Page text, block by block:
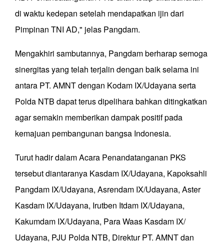
di waktu kedepan setelah mendapatkan ijin dari
Pimpinan TNI AD," jelas Pangdam.
Mengakhiri sambutannya, Pangdam berharap semoga
sinergitas yang telah terjalin dengan baik selama ini
antara PT. AMNT dengan Kodam IX/Udayana serta
Polda NTB dapat terus dipelihara bahkan ditingkatkan
agar semakin memberikan dampak positif pada
kemajuan pembangunan bangsa Indonesia.
Turut hadir dalam Acara Penandatanganan PKS
tersebut diantaranya Kasdam IX/Udayana, Kapoksahli
Pangdam IX/Udayana, Asrendam IX/Udayana, Aster
Kasdam IX/Udayana, Irutben Itdam IX/Udayana,
Kakumdam IX/Udayana, Para Waas Kasdam IX/
Udayana, PJU Polda NTB, Direktur PT. AMNT dan